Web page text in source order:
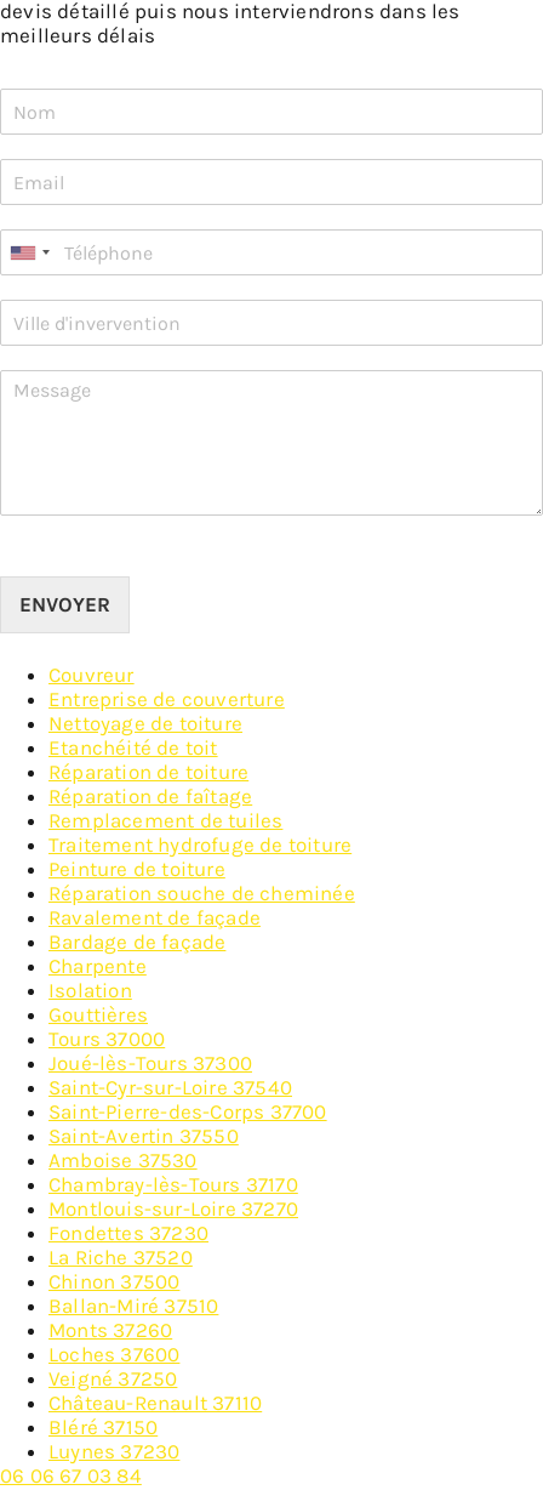
devis détaillé puis nous interviendrons dans les
meilleurs délais
ENVOYER
Couvreur
Entreprise de couverture
Nettoyage de toiture
Etanchéité de toit
Réparation de toiture
Réparation de faîtage
Remplacement de tuiles
Traitement hydrofuge de toiture
Peinture de toiture
Réparation souche de cheminée
Ravalement de façade
Bardage de façade
Charpente
Isolation
Gouttières
Tours 37000
Joué-lès-Tours 37300
Saint-Cyr-sur-Loire 37540
Saint-Pierre-des-Corps 37700
Saint-Avertin 37550
Amboise 37530
Chambray-lès-Tours 37170
Montlouis-sur-Loire 37270
Fondettes 37230
La Riche 37520
Chinon 37500
Ballan-Miré 37510
Monts 37260
Loches 37600
Veigné 37250
Château-Renault 37110
Bléré 37150
Luynes 37230
06 06 67 03 84